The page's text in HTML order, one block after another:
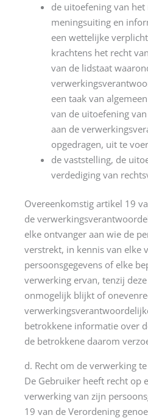
de uitoefening van
meningsuiting en
een wettelijke
krachtens het recht
van de lidstaat
een taak van
van de uitoefening
aan de
opgedragen, uit te
de vaststelling, de
verdediging van
Overeenkomstig artikel 19
de
elke ontvanger aan wie de
verstrekt, in kennis van elke
persoonsgegevens of elke
verwerking ervan, tenzij
onmogelijk blijkt of
betrokkene informatie over
de betrokkene daarom
d. Recht om de verwerking
De Gebruiker heeft recht op
verwerking van zijn
19 van de Verordening